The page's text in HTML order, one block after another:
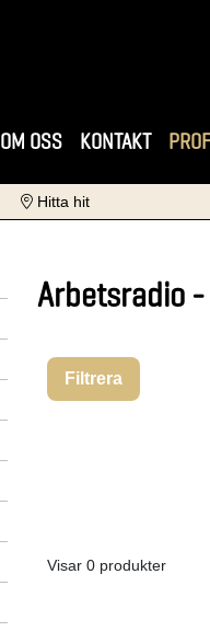
OM OSS KONTAKT
Hitta hit
Arbetsradio -
Filtrera
Visar 0 produkter